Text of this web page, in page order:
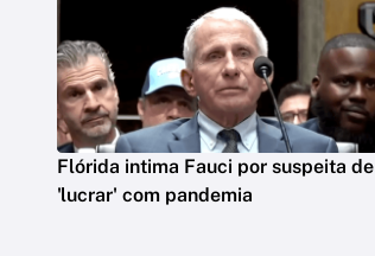
Flórida intima Fauci por suspeita de
'lucrar' com pandemia